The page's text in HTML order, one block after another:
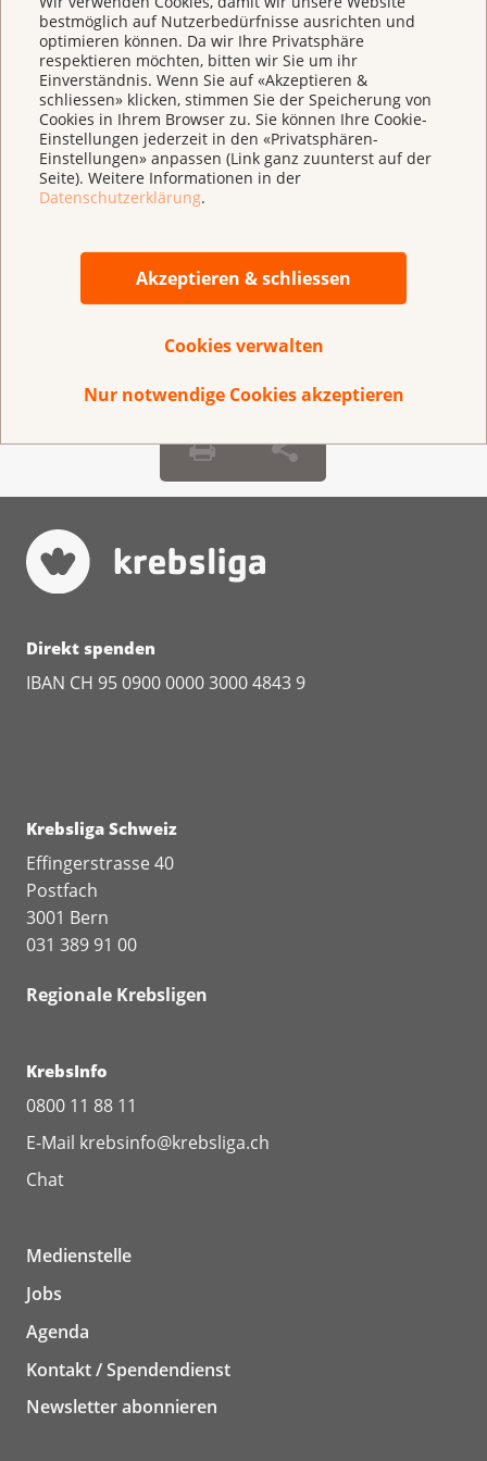
bestmöglich auf Nutzerbedürfnisse ausrichten und
optimieren können. Da wir Ihre Privatsphäre
respektieren möchten, bitten wir Sie um ihr
Einverständnis. Wenn Sie auf «Akzeptieren &
schliessen» klicken, stimmen Sie der Speicherung von
Cookies in Ihrem Browser zu. Sie können Ihre Cookie-
Einstellungen jederzeit in den «Privatsphären-
Einstellungen» anpassen (Link ganz zuunterst auf der
Seite). Weitere Informationen in der
Datenschutzerklärung.
Akzeptieren & schliessen
Cookies verwalten
Nur notwendige Cookies akzeptieren
Teilzeitarbeit
Kununu
Sieh dir unsere Bewertungen auf kununu.ch an.
Profil auf kununu
Direkt spenden
IBAN CH 95 0900 0000 3000 4843 9
Krebsliga Schweiz
Effingerstrasse 40
Postfach
3001 Bern
031 389 91 00
Regionale Krebsligen
KrebsInfo
0800 11 88 11
E-Mail krebsinfo@krebsliga.ch
Chat
Medienstelle
Jobs
Agenda
Kontakt / Spendendienst
Newsletter abonnieren